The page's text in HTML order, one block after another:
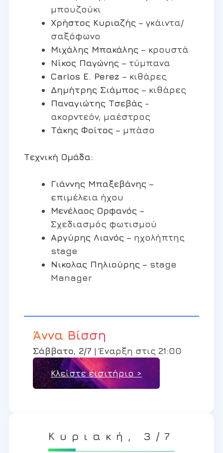
μπουζούκι
Χρήστος Κυριαζής – γκάιντα/
σαξόφωνο
Μιχάλης Μπακάλης – κρουστά
Νίκος Παγώνης – τύμπανα
Carlos E. Perez – κιθάρες
Δημήτρης Σιάμπος – κιθάρες
Παναγιώτης Τσεβάς -
ακορντεόν, μαέστρος
Τάκης Φοίτος – μπάσο
Τεχνική Ομάδα:
Γιάννης Μπαξεβάνης –
επιμέλεια ήχου
Μενέλαος Ορφανός –
Σχεδιασμός φωτισμού
Αργύρης Λιανός – ηχολήπτης
stage
Nικολας Πηλιούρης – stage
Manager
Άννα Βίσση
Σάββατο, 2/7 | Έναρξη στις 21:00
Κλείστε εισιτήριο >
Κυριακή, 3/7